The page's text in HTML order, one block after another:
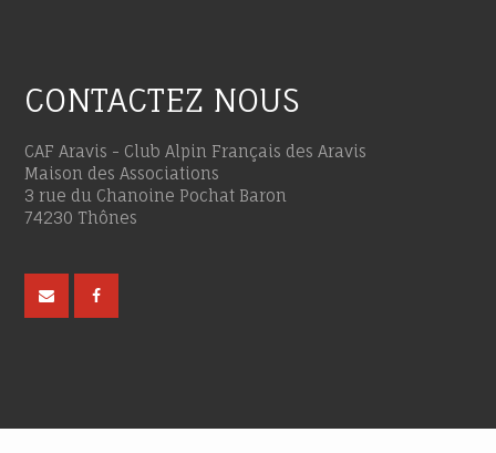
CONTACTEZ NOUS
CAF Aravis - Club Alpin Français des Aravis
Maison des Associations
3 rue du Chanoine Pochat Baron
74230 Thônes